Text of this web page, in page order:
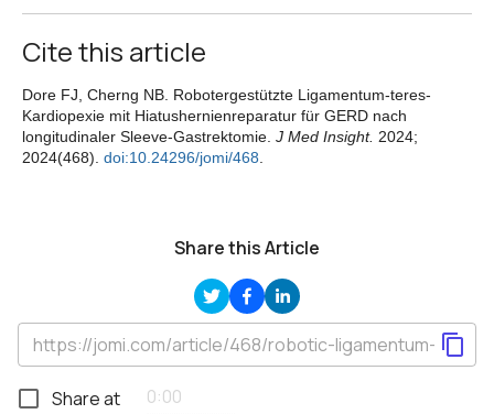
Cite this article
Dore FJ, Cherng NB. Robotergestützte Ligamentum-teres-
Kardiopexie mit Hiatushernienreparatur für GERD nach
longitudinaler Sleeve-Gastrektomie. J Med Insight. 2024;
2024(468). doi:10.24296/jomi/468
Share this Article
Share at